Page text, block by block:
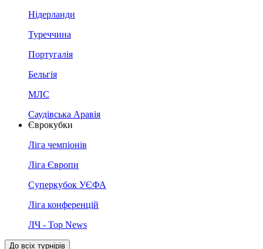
Нідерланди
Туреччина
Португалія
Бельгія
МЛС
Саудівська Аравія
Єврокубки
Ліга чемпіонів
Ліга Європи
Суперкубок УЄФА
Ліга конференцій
ЛЧ - Top News
До всіх турнірів